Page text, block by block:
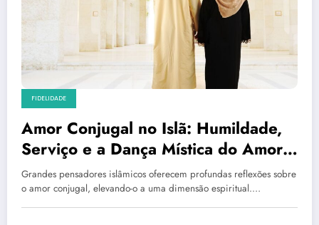
FIDELIDADE
Amor Conjugal no Islã: Humildade,
Serviço e a Dança Mística do Amor
Divino
Grandes pensadores islâmicos oferecem profundas reflexões sobre
o amor conjugal, elevando-o a uma dimensão espiritual.…